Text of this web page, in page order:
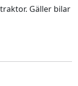
Gäller bilar